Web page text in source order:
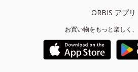
ORBIS アプリ
お買い物をもっと楽しく